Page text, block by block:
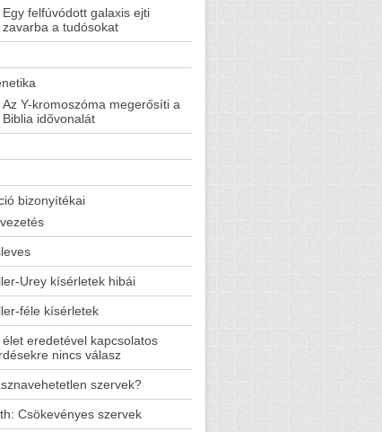
Egy felfúvódott galaxis ejti
zavarba a tudósokat
Az Y-kromoszóma megerősíti a
Biblia idővonalát
bizonyítékai
Urey kísérletek hibái
féle kísérletek
élet eredetével kapcsolatos
nincs válasz
szervek?
Csökevényes szervek